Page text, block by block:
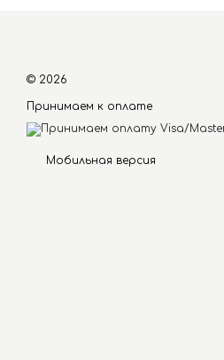
© 2026
Принимаем к оплате
Мобильная версия